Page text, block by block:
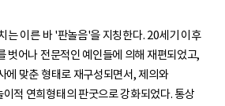
는 이른 바 '판놀음'을 지칭한다. 20세기 이후
벗어나 전문적인 예인들에 의해 재편되었고,
에 맞춘 형태로 재구성되면서, 제의와
적 연희형태의 판굿으로 강화되었다. 통상